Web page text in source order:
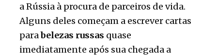
a Rússia à procura de parceiros de vida.
Alguns deles começam a escrever cartas
parabelezas russas quase
imediatamente após sua chegada a